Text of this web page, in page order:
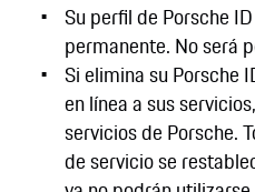
Su perfil de Porsche
permanente. No será
Si elimina su Porsche
en línea a sus
servicios de Porsche.
de servicio se